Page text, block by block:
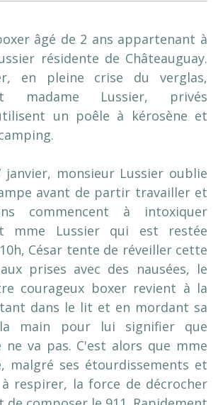
âgé de 2 ans appartenant à
résidente de Châteauguay.
en pleine crise du verglas,
madame Lussier, privés
un poêle à kérosène et
monsieur Lussier oublie
avant de partir travailler et
commencent à intoxiquer
mme Lussier qui est restée
César tente de réveiller cette
prises avec des nausées, le
courageux boxer revient à la
dans le lit et en mordant sa
main pour lui signifier que
ne va pas. C'est alors que mme
malgré ses étourdissements et
respirer, la force de décrocher